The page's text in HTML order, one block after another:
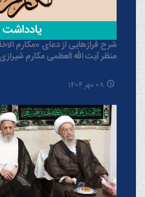
شرح فرازهایی از دعای «مکارم
منظر آیت الله العظمی مکارم
08 مهر 1404